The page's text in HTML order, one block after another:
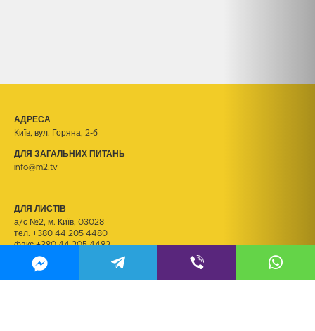
АДРЕСА
Київ, вул. Горяна, 2-б
ДЛЯ ЗАГАЛЬНИХ ПИТАНЬ
info@m2.tv
ДЛЯ ЛИСТІВ
а/с №2, м. Київ, 03028
тел. +380 44 205 4480
факс +380 44 205 4482
ДЛЯ РЕЗЮМЕ
kadry@m2.tv